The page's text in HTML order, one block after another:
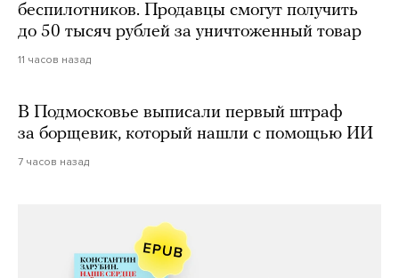
беспилотников. Продавцы смогут получить
до 50 тысяч рублей за уничтоженный товар
11 часов назад
В Подмосковье выписали первый штраф
за борщевик, который нашли с помощью ИИ
7 часов назад